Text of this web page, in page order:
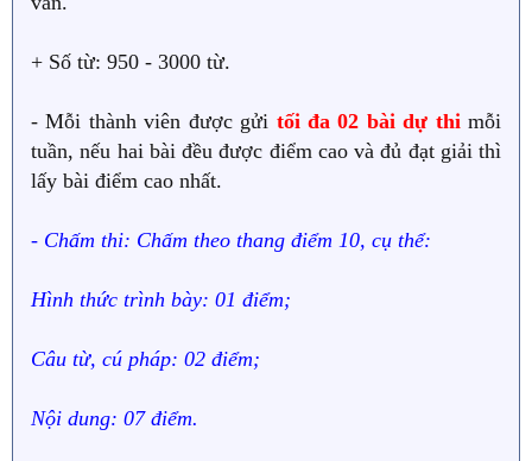
+ Số từ: 950 - 3000 từ.
- Mỗi thành viên được gửi tối đa 02 bài dự thimỗi
tuần, nếu hai bài đều được điểm cao và đủ đạt giải thì
lấy bài điểm cao nhất.
- Chấm thi: Chấm theo thang điểm 10, cụ thể:
Hình thức trình bày: 01 điểm;
Câu từ, cú pháp: 02 điểm;
Nội dung: 07 điểm.